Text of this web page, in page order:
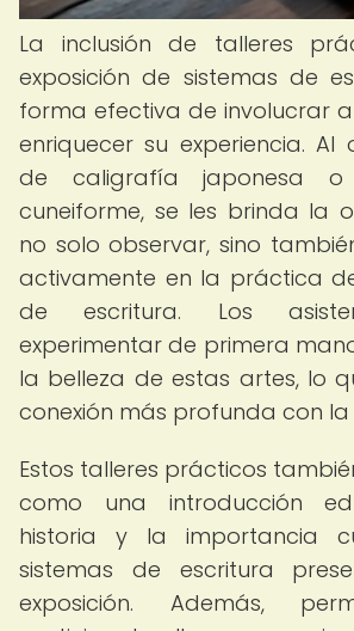
La inclusión de talleres
exposición de sistemas de
forma efectiva de involucrar
enriquecer su experiencia. Al
de caligrafía japonesa o
cuneiforme, se les brinda la
no solo observar, sino
activamente en la práctica
de escritura. Los
experimentar de primera
la belleza de estas artes, lo
conexión más profunda con la
Estos talleres prácticos
como una introducción
historia y la importancia
sistemas de escritura
exposición. Además,